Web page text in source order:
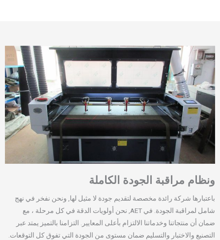
ونظام مراقبة الجودة الكاملة
باعتبارها شركة رائدة مخصصة لتقديم جودة لا مثيل لها, ونحن نفخر في نهج
شامل لمراقبة الجودة. في AET, نحن أولويات الدقة في كل مرحلة ، مع
ضمان أن منتجاتنا وخدماتنا الالتزام بأعلى المعايير. التزامنا بالتميز يمتد عبر
التصنيع والاختبار والتسليم ضمان مستوى من الجودة التي تفوق كل التوقعات.